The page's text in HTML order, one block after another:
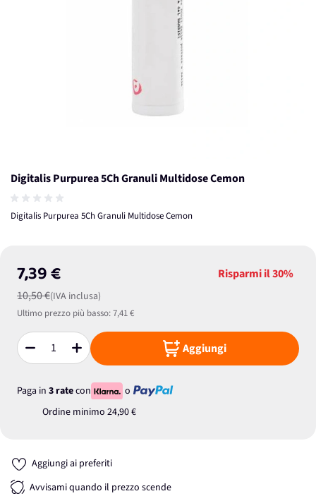
Digitalis Purpurea 5Ch Granuli Multidose Cemon
Digitalis Purpurea 5Ch Granuli Multidose Cemon
7,39 €
10,50 €(IVA inclusa)
Risparmi il30%
Ultimo prezzo più basso:7,41 €
Quantità Aggiungi
Paga in 3 ratecon
o
Ordine minimo 24,90 €
Aggiungi ai preferiti
Avvisami quando il prezzo scende